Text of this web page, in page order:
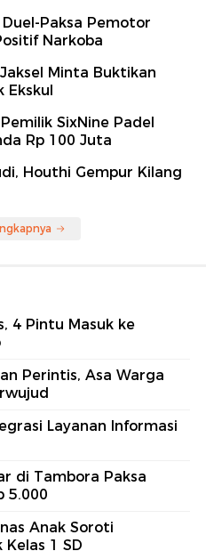
Paksa Pemotor
Narkoba
Minta Buktikan
Ekskul
SixNine Padel
Rp 100 Juta
Houthi Gempur Kilang
4 Pintu Masuk ke
Perintis, Asa Warga
Layanan Informasi
di Tambora Paksa
5.000
Anak Soroti
Kelas 1 SD